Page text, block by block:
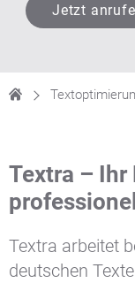
Jetzt
Textra –
Textra arbeitet
deutschen